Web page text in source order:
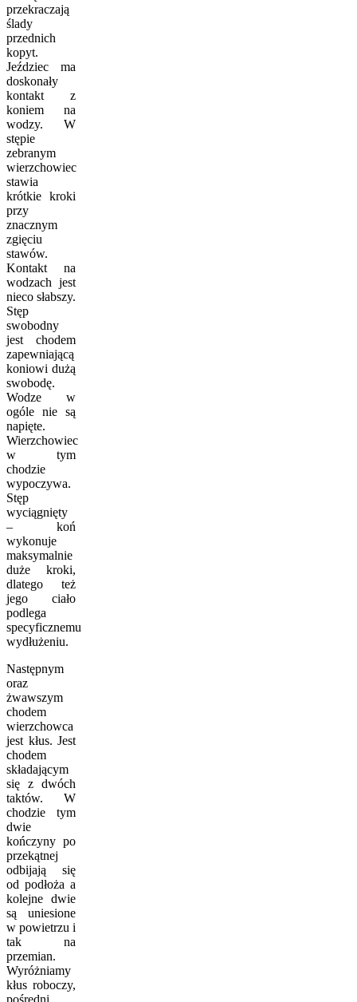
przekraczają
ślady
przednich
kopyt.
Jeździec ma
doskonały
kontakt z
koniem na
wodzy. W
stępie
zebranym
wierzchowiec
stawia
krótkie kroki
przy
znacznym
zgięciu
stawów.
Kontakt na
wodzach jest
nieco słabszy.
Stęp
swobodny
jest chodem
zapewniającą
koniowi dużą
swobodę.
Wodze w
ogóle nie są
napięte.
Wierzchowiec
w tym
chodzie
wypoczywa.
Stęp
wyciągnięty
– koń
wykonuje
maksymalnie
duże kroki,
dlatego też
jego ciało
podlega
specyficznemu
wydłużeniu.
Następnym
oraz
żwawszym
chodem
wierzchowca
jest kłus. Jest
chodem
składającym
się z dwóch
taktów. W
chodzie tym
dwie
kończyny po
przekątnej
odbijają się
od podłoża a
kolejne dwie
są uniesione
w powietrzu i
tak na
przemian.
Wyróżniamy
kłus roboczy,
pośredni,